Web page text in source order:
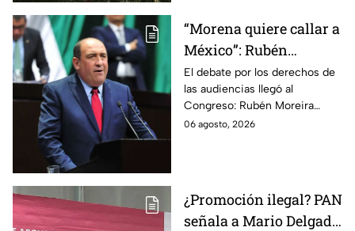
“Morena quiere callar a
México”: Rubén
Moreira pide frenar
discusión de
lineamientos de
audiencias hasta
El debate por los derechos de
las audiencias llegó al
Congreso: Rubén Moreira
reclama una consulta con
06 agosto, 2026
¿Promoción ilegal? PAN
señala a Mario Delgado